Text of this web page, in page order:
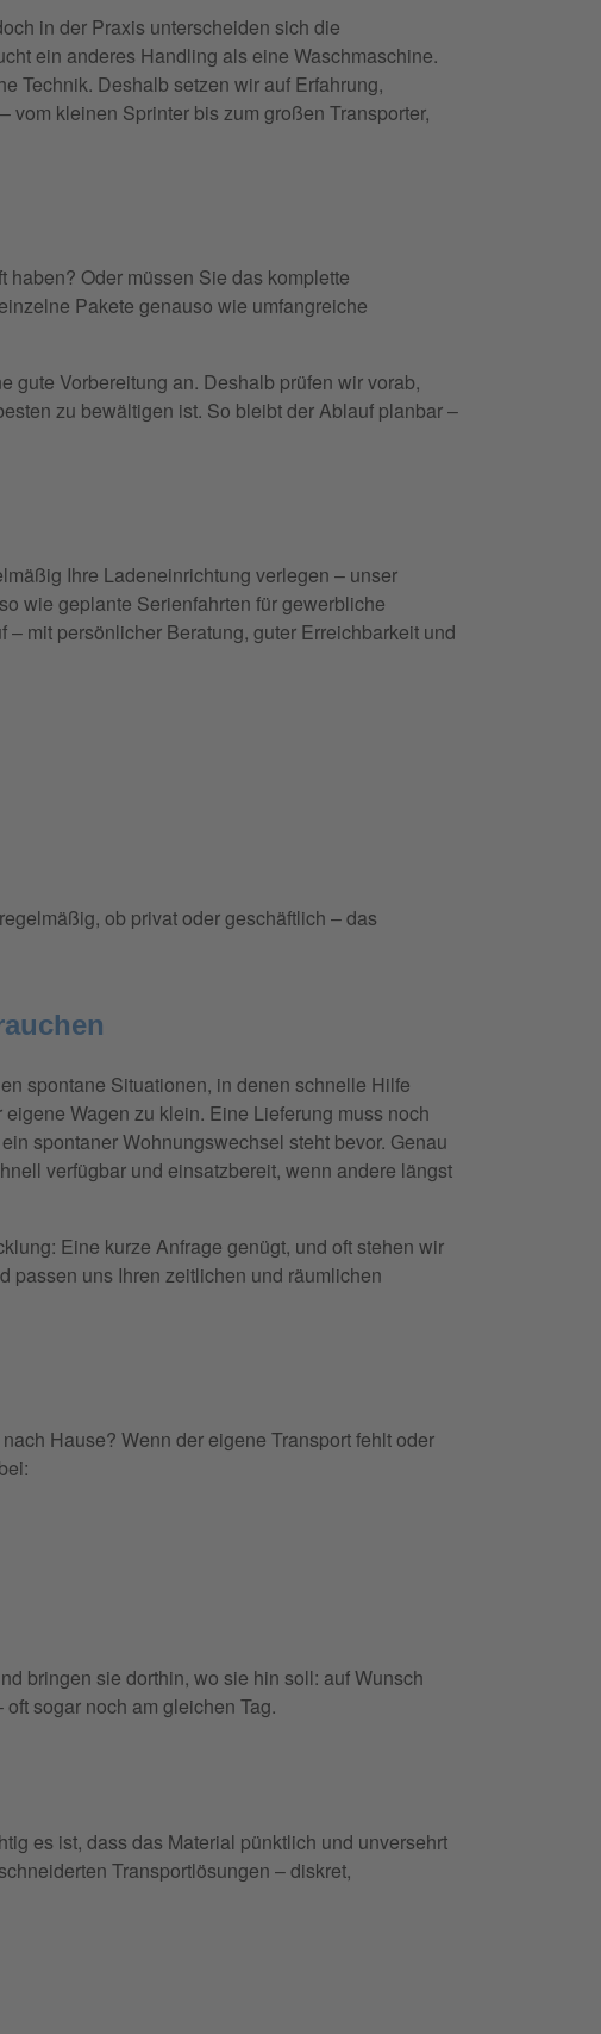
in der Praxis unterscheiden sich die
ein anderes Handling als eine Waschmaschine.
Technik. Deshalb setzen wir auf Erfahrung,
kleinen Sprinter bis zum großen Transporter,
Oder müssen Sie das komplette
Pakete genauso wie umfangreiche
gute Vorbereitung an. Deshalb prüfen wir vorab,
zu bewältigen ist. So bleibt der Ablauf planbar –
Ihre Ladeneinrichtung verlegen – unser
wie geplante Serienfahrten für gewerbliche
mit persönlicher Beratung, guter Erreichbarkeit und
ob privat oder geschäftlich – das
spontane Situationen, in denen schnelle Hilfe
Wagen zu klein. Eine Lieferung muss noch
spontaner Wohnungswechsel steht bevor. Genau
verfügbar und einsatzbereit, wenn andere längst
Eine kurze Anfrage genügt, und oft stehen wir
passen uns Ihren zeitlichen und räumlichen
Hause? Wenn der eigene Transport fehlt oder
bringen sie dorthin, wo sie hin soll: auf Wunsch
sogar noch am gleichen Tag.
es ist, dass das Material pünktlich und unversehrt
Transportlösungen – diskret,